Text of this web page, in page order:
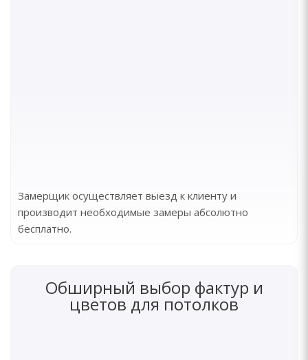
Замерщик осуществляет выезд к клиенту и
производит необходимые замеры абсолютно
бесплатно.
Обширный выбор фактур и
цветов для потолков